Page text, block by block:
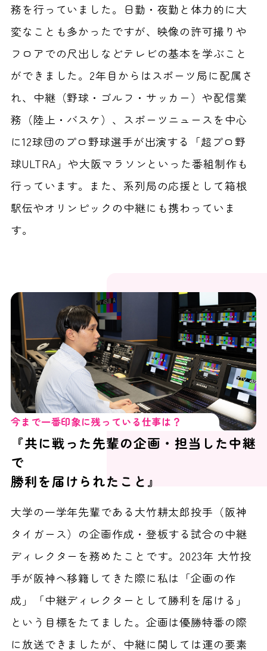
務を行っていました。日勤・夜勤と体力的に大
変なことも多かったですが、映像の許可撮りや
フロアでの尺出しなどテレビの基本を学ぶこと
ができました。2年目からはスポーツ局に配属さ
れ、中継（野球・ゴルフ・サッカー）や配信業
務（陸上・バスケ）、スポーツニュースを中心
に12球団のプロ野球選手が出演する「超プロ野
球ULTRA」や大阪マラソンといった番組制作も
行っています。また、系列局の応援として箱根
駅伝やオリンピックの中継にも携わっていま
す。
今まで一番印象に残っている仕事は？
『共に戦った先輩の企画・担当した中継
で
勝利を届けられたこと』
大学の一学年先輩である大竹耕太郎投手（阪神
タイガース）の企画作成・登板する試合の中継
ディレクターを務めたことです。2023年 大竹投
手が阪神へ移籍してきた際に私は「企画の作
成」「中継ディレクターとして勝利を届ける」
という目標をたてました。企画は優勝特番の際
に放送できましたが、中継に関しては運の要素